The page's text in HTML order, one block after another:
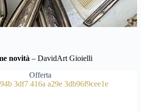
novità – DavidArt Gioielli
Offerta